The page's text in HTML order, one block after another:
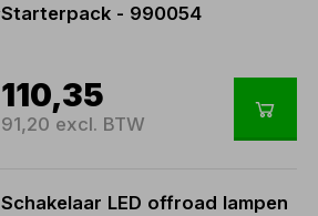
Starterpack - 990054
110,35
91,20 excl. BTW
Schakelaar LED offroad lampen